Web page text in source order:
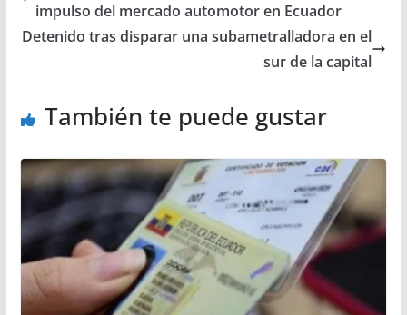
impulso del mercado automotor en Ecuador
Detenido tras disparar una subametralladora en el
sur de la capital
También te puede gustar